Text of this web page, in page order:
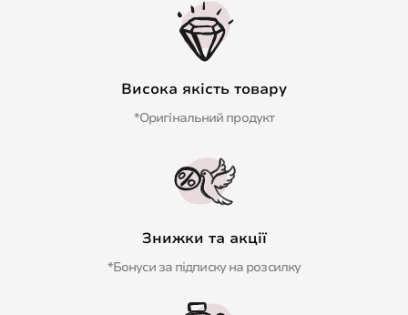
Висока якість товару
*Оригінальний продукт
Знижки та акції
*Бонуси за підписку на розсилку